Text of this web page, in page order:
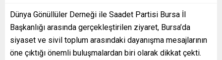
Dünya Gönüllüler Derneği ile Saadet Partisi Bursa İl
Başkanlığı arasında gerçekleştirilen ziyaret, Bursa’da
siyaset ve sivil toplum arasındaki dayanışma mesajlarının
öne çıktığı önemli buluşmalardan biri olarak dikkat çekti.